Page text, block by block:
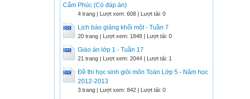
Cẩm Phúc (Có đáp án)
4 trang | Lượt xem: 608 | Lượt tải: 0
Lịch báo giảng khối một - Tuần 7
20 trang | Lượt xem: 1848 | Lượt tải: 0
Giáo án lớp 1 - Tuần 17
21 trang | Lượt xem: 2044 | Lượt tải: 1
Đề thi học sinh giỏi môn Toán Lớp 5 - Năm học
2012-2013
3 trang | Lượt xem: 842 | Lượt tải: 0